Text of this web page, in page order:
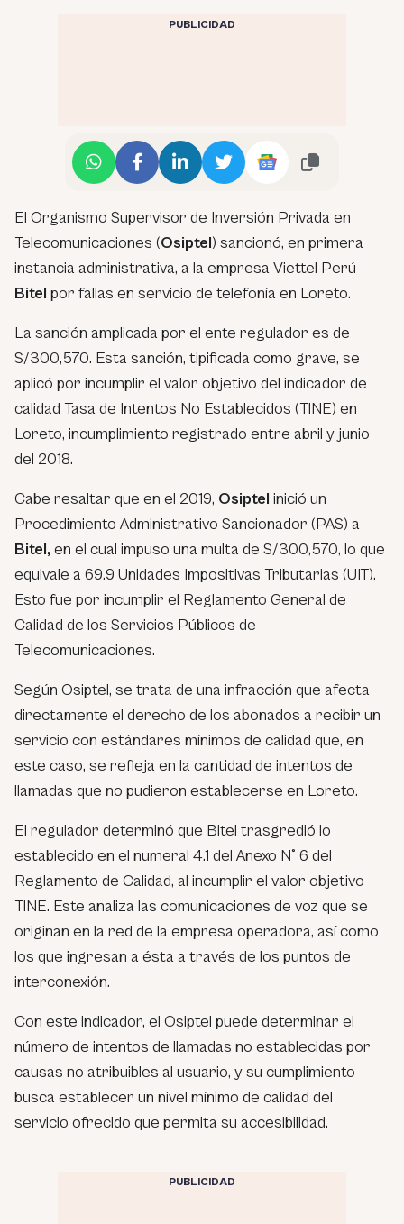
PUBLICIDAD
El Organismo Supervisor de Inversión Privada en
Telecomunicaciones (Osiptel) sancionó, en primera
instancia administrativa, a la empresa Viettel Perú
Bitel por fallas en servicio de telefonía en Loreto.
La sanción amplicada por el ente regulador es de
S/300,570. Esta sanción, tipificada como grave, se
aplicó por incumplir el valor objetivo del indicador de
calidad Tasa de Intentos No Establecidos (TINE) en
Loreto, incumplimiento registrado entre abril y junio
del 2018.
Cabe resaltar que en el 2019, Osiptel inició un
Procedimiento Administrativo Sancionador (PAS) a
Bitel, en el cual impuso una multa de S/300,570, lo que
equivale a 69.9 Unidades Impositivas Tributarias (UIT).
Esto fue por incumplir el Reglamento General de
Calidad de los Servicios Públicos de
Telecomunicaciones.
Según Osiptel, se trata de una infracción que afecta
directamente el derecho de los abonados a recibir un
servicio con estándares mínimos de calidad que, en
este caso, se refleja en la cantidad de intentos de
llamadas que no pudieron establecerse en Loreto.
El regulador determinó que Bitel trasgredió lo
establecido en el numeral 4.1 del Anexo N° 6 del
Reglamento de Calidad, al incumplir el valor objetivo
TINE. Este analiza las comunicaciones de voz que se
originan en la red de la empresa operadora, así como
los que ingresan a ésta a través de los puntos de
interconexión.
Con este indicador, el Osiptel puede determinar el
número de intentos de llamadas no establecidas por
causas no atribuibles al usuario, y su cumplimiento
busca establecer un nivel mínimo de calidad del
servicio ofrecido que permita su accesibilidad.
PUBLICIDAD